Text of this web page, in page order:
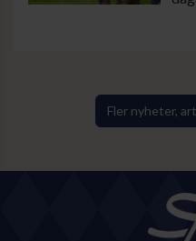
Fler nyheter,